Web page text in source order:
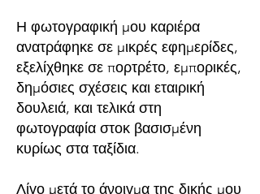
Η φωτογραφική μου καριέρα
ανατράφηκε σε μικρές εφημερίδες,
εξελίχθηκε σε πορτρέτο, εμπορικές,
δημόσιες σχέσεις και εταιρική
δουλειά, και τελικά στη
φωτογραφία στοκ βασισμένη
κυρίως στα ταξίδια.
Λίγο μετά το άνοιγμα της δικής μου